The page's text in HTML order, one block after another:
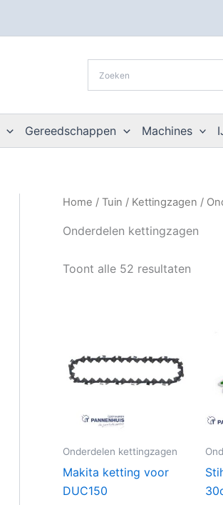
Gereedschappen Machines
Home / Tuin / Kettingzagen /
Onderdelen kettingzagen
Toont alle 52 resultaten
Onderdelen kettingzagen
Makita ketting voor
DUC150